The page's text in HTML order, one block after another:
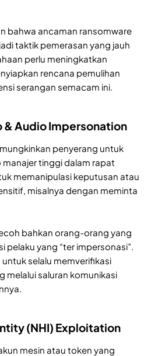
bahwa ancaman ransomware
taktik pemerasan yang jauh
perlu meningkatkan
rencana pemulihan
serangan semacam ini.
Audio Impersonation
penyerang untuk
manajer tinggi dalam rapat
memanipulasi keputusan atau
misalnya dengan meminta
bahkan orang-orang yang
pelaku yang “ter impersonasi”.
selalu memverifikasi
melalui saluran komunikasi
(NHI) Exploitation
mesin atau token yang